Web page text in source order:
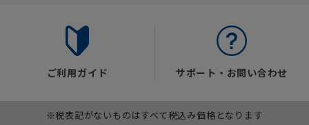
ご利用ガイド サポート・お問い合わせ
※税表記がないものはすべて税込み価格となります